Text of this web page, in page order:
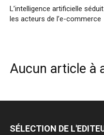
L’intelligence artificielle séduit
les acteurs de l’e-commerce
Aucun article à
SÉLECTION DE